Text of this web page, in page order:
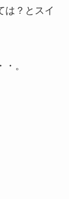
は？とスイ
。